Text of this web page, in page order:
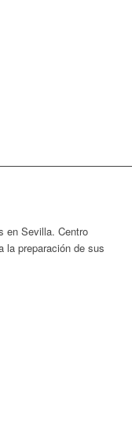
en Sevilla. Centro
la preparación de sus